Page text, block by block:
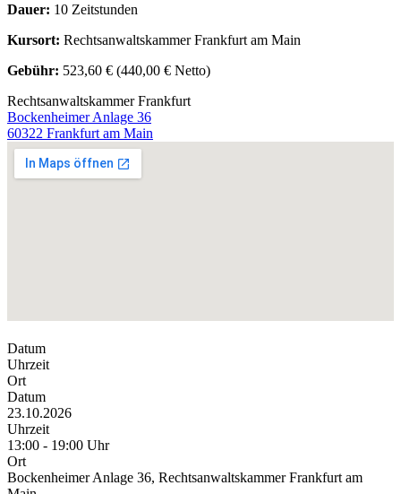
Dauer: 10 Zeitstunden
Kursort: Rechtsanwaltskammer Frankfurt am Main
Gebühr: 523,60 € (440,00 € Netto)
Rechtsanwaltskammer Frankfurt
Bockenheimer Anlage 36
60322 Frankfurt am Main
Datum
Uhrzeit
Ort
Datum
23.10.2026
Uhrzeit
13:00 - 19:00 Uhr
Ort
Bockenheimer Anlage 36, Rechtsanwaltskammer Frankfurt am